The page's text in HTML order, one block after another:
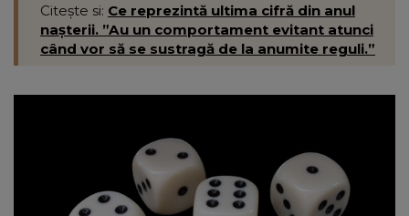
Citește si: Ce reprezintă ultima cifră din anul
nașterii. ”Au un comportament evitant atunci
când vor să se sustragă de la anumite reguli.”